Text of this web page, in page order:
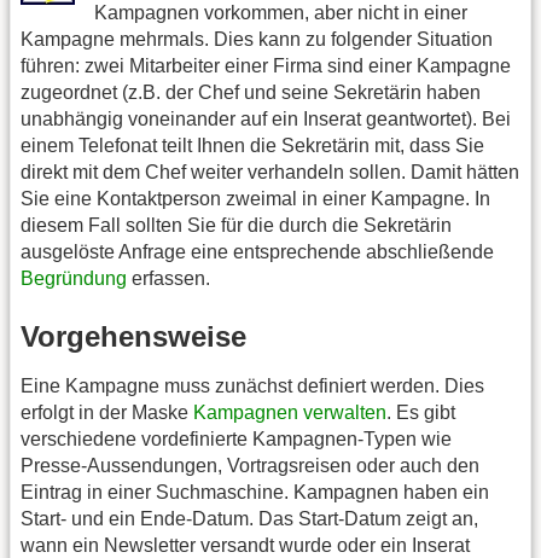
Kampagnen vorkommen, aber nicht in einer
Kampagne mehrmals. Dies kann zu folgender Situation
führen: zwei Mitarbeiter einer Firma sind einer Kampagne
zugeordnet (z.B. der Chef und seine Sekretärin haben
unabhängig voneinander auf ein Inserat geantwortet). Bei
einem Telefonat teilt Ihnen die Sekretärin mit, dass Sie
direkt mit dem Chef weiter verhandeln sollen. Damit hätten
Sie eine Kontaktperson zweimal in einer Kampagne. In
diesem Fall sollten Sie für die durch die Sekretärin
ausgelöste Anfrage eine entsprechende abschließende
Begründung erfassen.
Vorgehensweise
Eine Kampagne muss zunächst definiert werden. Dies
erfolgt in der Maske Kampagnen verwalten. Es gibt
verschiedene vordefinierte Kampagnen-Typen wie
Presse-Aussendungen, Vortragsreisen oder auch den
Eintrag in einer Suchmaschine. Kampagnen haben ein
Start- und ein Ende-Datum. Das Start-Datum zeigt an,
wann ein Newsletter versandt wurde oder ein Inserat